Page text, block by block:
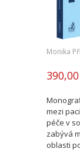
Monika
mezi
péče v
zabývá
oblasti